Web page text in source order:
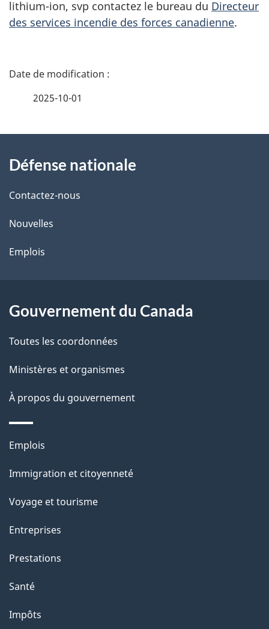
lithium-ion, svp contactez le bureau du Directeur
des services incendie des forces canadienne.
D
i
l
s
d
l
a
g
e
2025-10-01
propos
de
ce
site
Défense nationale
Contactez-nous
Nouvelles
Emplois
Gouvernement du Canada
Toutes les coordonnées
Ministères et organismes
À propos du gouvernement
Thèmes
sujets
Emplois
Immigration et citoyenneté
Voyage et tourisme
Entreprises
Prestations
Santé
Impôts